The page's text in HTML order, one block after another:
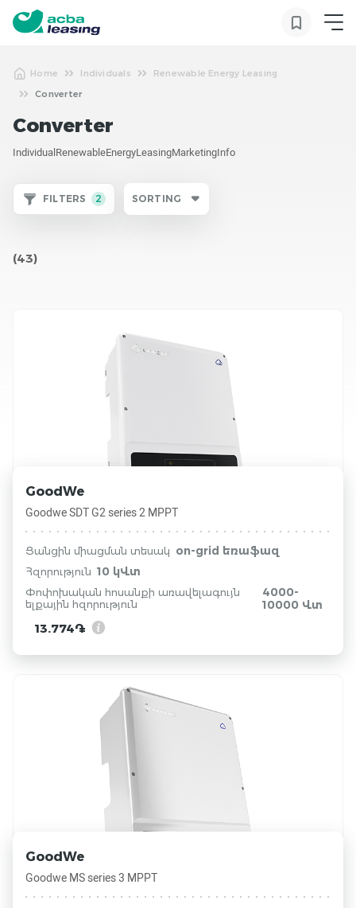
Home Individuals
Renewable Energy Leasing
Converter
Converter
IndividualRenewableEnergyLeasingMarketingInfo
(43)
FILTERS 2 SORTING
GoodWe
Goodwe SDT G2 series 2 MPPT
Ցանցին միացման տեսակ on-grid եռաֆազ
Հզորություն 10 կՎտ
Փոփոխական հոսանքի առավելագույն
ելքային հզորություն
4000-
10000 Վտ
13.774֏
GoodWe
Goodwe MS series 3 MPPT